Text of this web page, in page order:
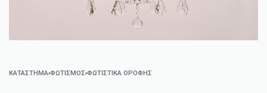
ΚΑΤΑΣΤΗΜΑ›ΦΩΤΙΣΜΌΣ›ΦΩΤΙΣΤΙΚΆ ΟΡΟΦΉΣ